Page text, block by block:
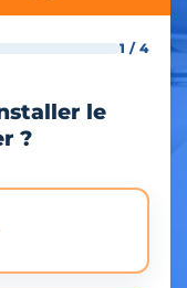
1 / 4
le
?